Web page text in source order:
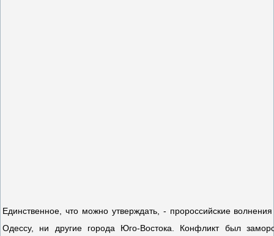
Единственное, что можно утверждать, - пророссийские
Одессу, ни другие города Юго-Востока. Конфликт был